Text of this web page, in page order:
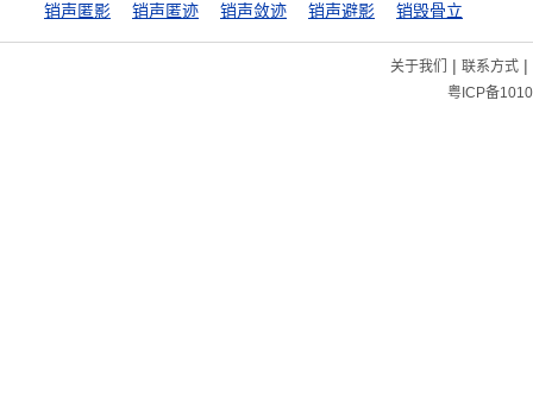
销声匿影 销声匿迹 销声敛迹 销声避影 销毁骨立
关于我们 | 联系方式|
粤ICP备